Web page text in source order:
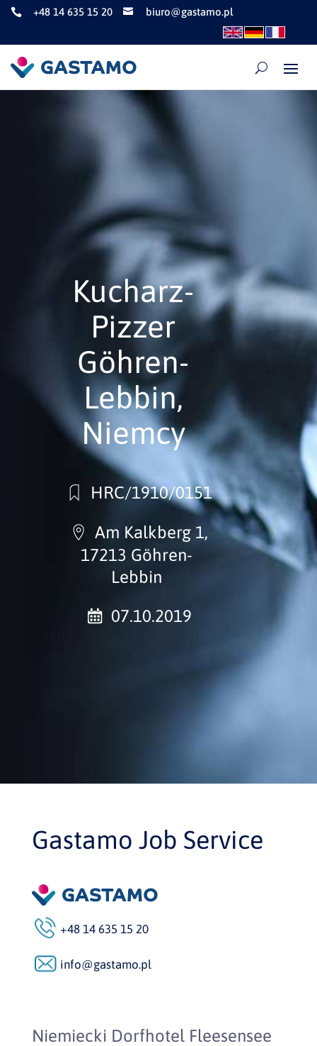
 +48 14 635 15 20  biuro@gastamo.pl
Kucharz-
Pizzer
Göhren-
Lebbin,
Niemcy
HRC/1910/0151
Am Kalkberg 1,
17213 Göhren-
Lebbin
07.10.2019
Gastamo Job Service
+48 14 635 15 20
info@gastamo.pl
Niemiecki Dorfhotel Fleesensee